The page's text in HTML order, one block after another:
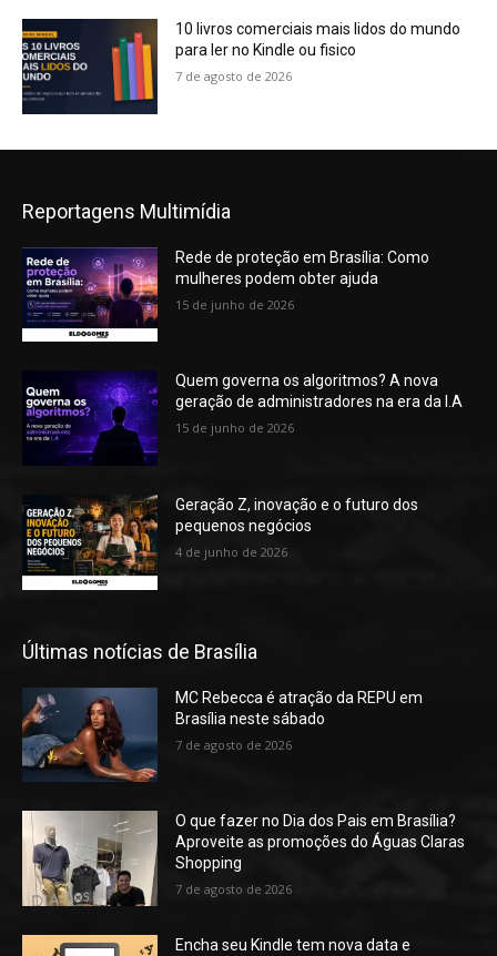
10 livros comerciais mais lidos do mundo
para ler no Kindle ou fisico
7 de agosto de 2026
Reportagens Multimídia
Rede de proteção em Brasília: Como
mulheres podem obter ajuda
15 de junho de 2026
Quem governa os algoritmos? A nova
geração de administradores na era da I.A
15 de junho de 2026
Geração Z, inovação e o futuro dos
pequenos negócios
4 de junho de 2026
Últimas notícias de Brasília
MC Rebecca é atração da REPU em
Brasília neste sábado
7 de agosto de 2026
O que fazer no Dia dos Pais em Brasília?
Aproveite as promoções do Águas Claras
Shopping
7 de agosto de 2026
Encha seu Kindle tem nova data e